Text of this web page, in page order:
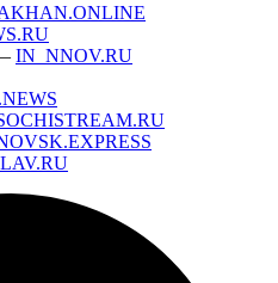
IN_NNOV.RU